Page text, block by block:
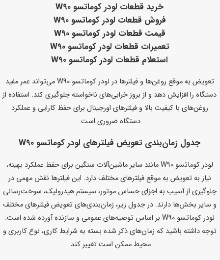
خرید قطعات لودر کوماتسو W90
فروش قطعات لودر کوماتسو W90
قیمت قطعات لودر کوماتسو W90
تعمیرات قطعات لودر کوماتسو W90
استعلام قطعات لودر کوماتسو W90
تعویض به موقع روغن‌ها و فیلترها در لودر کوماتسو W90 می‌تواند عمر مفید
دستگاه را افزایش دهد و از بروز خرابی‌های ناخواسته جلوگیری کند. استفاده از
روغن‌های با کیفیت بالا و فیلترهای اورجینال برای حفظ کارایی و عملکرد
دستگاه ضروری است.
جدول زمان‌بندی تعویض فیلترهای لودر کوماتسو W90
لودر کوماتسو W90 مانند سایر ماشین‌آلات سنگین برای حفظ عملکرد بهینه،
نیاز به تعویض به موقع فیلترهای مختلف دارد. این فیلترها نقش مهمی در
جلوگیری از آسیب به اجزای حساس موتور، سیستم هیدرولیک، سوخت‌رسانی
و سایر بخش‌ها دارند. در جدول زیر، زمان‌بندی‌های تعویض فیلترهای مختلف
لودر کوماتسو W90 بر اساس توصیه‌های عمومی و سازنده آورده شده است.
توجه داشته باشید که زمان‌های ذکر شده بسته به شرایط کاری، نوع کاربری و
محیط ممکن است تغییر کند.